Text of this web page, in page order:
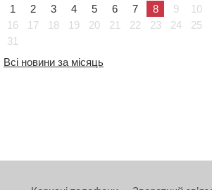
1
2 3 4 5 6 7 8 9 10
16
17 18 19 20 21 22 23 24 25
31
Всі новини за місяць